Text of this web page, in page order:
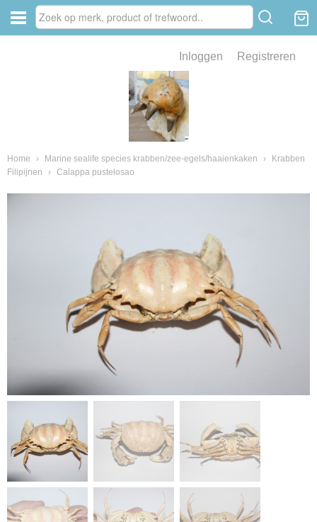
Inloggen Registreren
Home › Marine sealife species krabben/zee-egels/haaienkaken ›
Krabben
Filipijnen
› Calappa pustelosao
van fossielen en mineralen